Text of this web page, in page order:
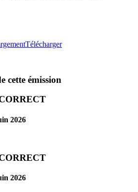
Télécharger
cette émission
2026
2026